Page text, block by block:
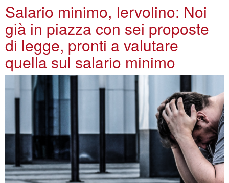
Salario minimo, Iervolino: Noi
già in piazza con sei proposte
di legge, pronti a valutare
quella sul salario minimo